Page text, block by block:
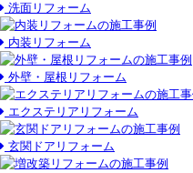
洗面リフォーム
内装リフォーム
外壁・屋根リフォーム
エクステリアリフォーム
玄関ドアリフォーム